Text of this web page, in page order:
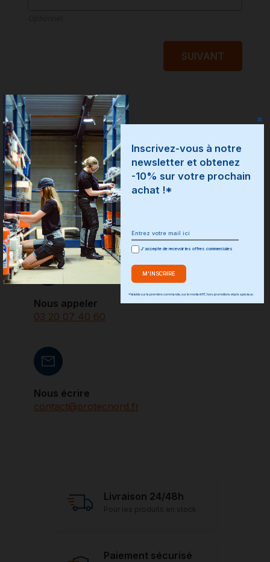
Notre adresse
CRT N°3
683 Rue du Chemin Vert
59273 FRETIN
Nous appeler
03 20 07 40 60
Nous écrire
contact@protecnord.fr
SUIVANT
6 - Nuque
7 - Dos centre
Autre
Autres précisions :
Optionnel
RETOUR
Livraison 24/48h
Paiement sécurisé
*Valable sur la première commande, sur le montant HT, hors promotions et prix spéciaux.
Inscrivez-vous à notre
newsletter et obtenez
-10% sur votre prochain
achat !*
J'accepte de recevoir les offres commerciales